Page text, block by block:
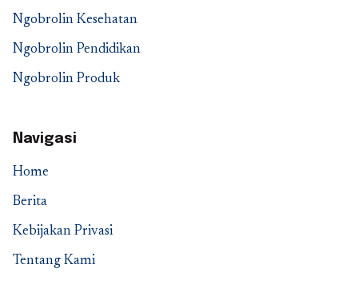
Ngobrolin Kesehatan
Ngobrolin Pendidikan
Ngobrolin Produk
Navigasi
Home
Berita
Kebijakan Privasi
Tentang Kami